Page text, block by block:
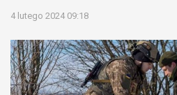
4 lutego 2024 09:18